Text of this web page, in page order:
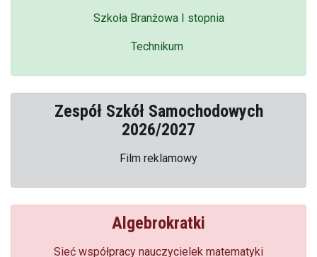
Szkoła Branżowa I stopnia
Technikum
Zespół Szkół Samochodowych
2026/2027
Film reklamowy
Algebrokratki
Sieć współpracy nauczycielek matematyki